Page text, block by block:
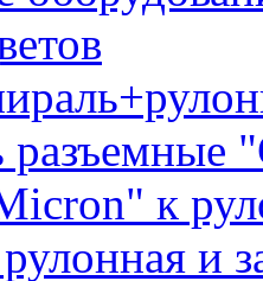
разъемные
к
и